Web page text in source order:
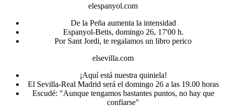
elespanyol.com
De la Peña aumenta la intensidad
Espanyol-Betis, domingo 26, 17'00 h.
Por Sant Jordi, te regalamos un libro perico
elsevilla.com
¡Aquí está nuestra quiniela!
El Sevilla-Real Madrid será el domingo 26 a las 19.00 horas
Escudé: "Aunque tengamos bastantes puntos, no hay que
confiarse"